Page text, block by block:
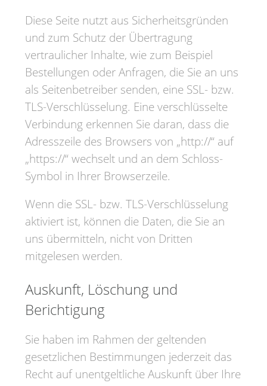
Diese Seite nutzt aus Sicherheitsgründen
und zum Schutz der Übertragung
vertraulicher Inhalte, wie zum Beispiel
Bestellungen oder Anfragen, die Sie an uns
als Seitenbetreiber senden, eine SSL- bzw.
TLS-Verschlüsselung. Eine verschlüsselte
Verbindung erkennen Sie daran, dass die
Adresszeile des Browsers von „http://“ auf
„https://“ wechselt und an dem Schloss-
Symbol in Ihrer Browserzeile.
Wenn die SSL- bzw. TLS-Verschlüsselung
aktiviert ist, können die Daten, die Sie an
uns übermitteln, nicht von Dritten
mitgelesen werden.
Auskunft, Löschung und
Berichtigung
Sie haben im Rahmen der geltenden
gesetzlichen Bestimmungen jederzeit das
Recht auf unentgeltliche Auskunft über Ihre